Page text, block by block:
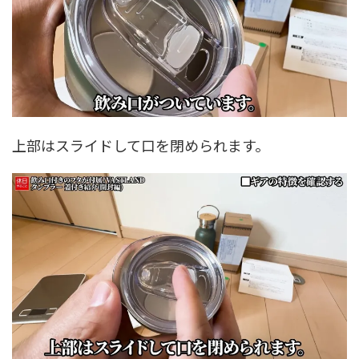
上部はスライドして口を閉められます。